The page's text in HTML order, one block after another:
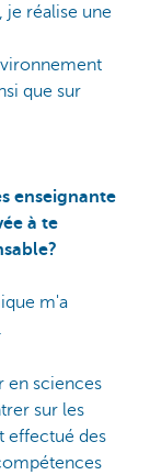
je réalise une
que sur
enseignante
à te
m'a
en sciences
sur les
effectué des